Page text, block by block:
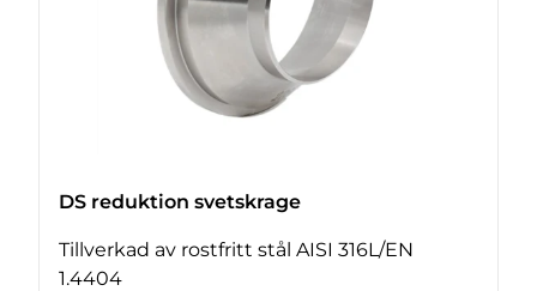
DS reduktion svetskrage
Tillverkad av rostfritt stål AISI 316L/EN
1.4404